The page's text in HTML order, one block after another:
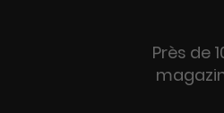
Près de